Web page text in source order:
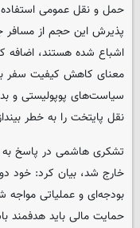
حمل و نقل عمومی استفاده
پذیرش این حجم از مسافر
اشباع شده هستند، اضافه
معنای کاهش کیفیت سفر
سیاست‌های پوپولیستی و
نقل پایتخت را به خطر
تشکری هاشمی در پاسخ به
خارج شد، بیان کرد: خود
بودجه‌ای و عملیاتی
حمایت مالی باید هدفمند